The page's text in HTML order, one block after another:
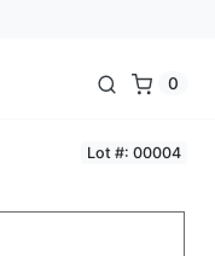
0
Lot #: 00004